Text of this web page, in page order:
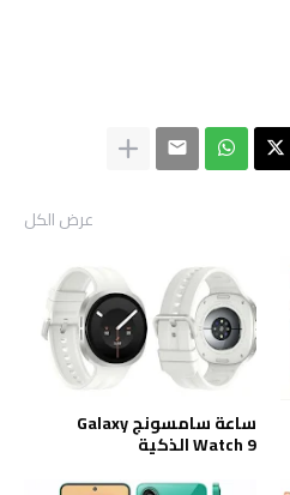
عرض الكل
ساعة سامسونج Galaxy
Watch 9 الذكية